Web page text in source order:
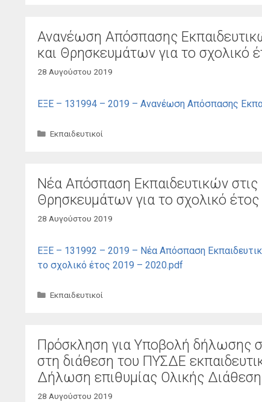
Ανανέωση Απόσπασης
και Θρησκευμάτων για το σχολικό
28 Αυγούστου 2019
ΕΞΕ – 131994 – 2019 – Ανανέωση Απόσπασης
Κατηγορίες
Εκπαιδευτικοί
Νέα Απόσπαση Εκπαιδευτικών στις
Θρησκευμάτων για το σχολικό
28 Αυγούστου 2019
ΕΞΕ – 131992 – 2019 – Νέα Απόσπαση
το σχολικό έτος 2019 – 2020.pdf
Κατηγορίες
Εκπαιδευτικοί
Πρόσκληση για Υποβολή δήλωσης
στη διάθεση του ΠΥΣΔΕ
Δήλωση επιθυμίας Ολικής
28 Αυγούστου 2019